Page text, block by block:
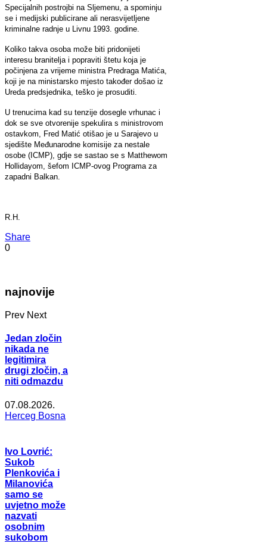
Specijalnih postrojbi na Sljemenu, a spominju
se i medijski publicirane ali nerasvijetljene
kriminalne radnje u Livnu 1993. godine.
Koliko takva osoba može biti pridonijeti
interesu branitelja i popraviti štetu koja je
počinjena za vrijeme ministra Predraga Matića,
koji je na ministarsko mjesto također došao iz
Ureda predsjednika, teško je prosuditi.
U trenucima kad su tenzije dosegle vrhunac i
dok se sve otvorenije spekulira s ministrovom
ostavkom, Fred Matić otišao je u Sarajevo u
sjedište Međunarodne komisije za nestale
osobe (ICMP), gdje se sastao se s Matthewom
Hollidayom, šefom ICMP-ovog Programa za
zapadni Balkan.
R.H.
Share
0
najnovije
Prev Next
Jedan zločin
nikada ne
legitimira
drugi zločin, a
niti odmazdu
07.08.2026.
Herceg Bosna
Ivo Lovrić:
Sukob
Plenkovića i
Milanovića
samo se
uvjetno može
nazvati
osobnim
sukobom